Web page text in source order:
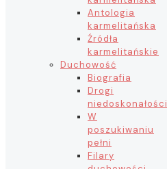
Antologia
karmelitańska
Źródła
karmelitańskie
Duchowość
Biografia
Drogi
niedoskonałości
W
poszukiwaniu
pełni
Filary